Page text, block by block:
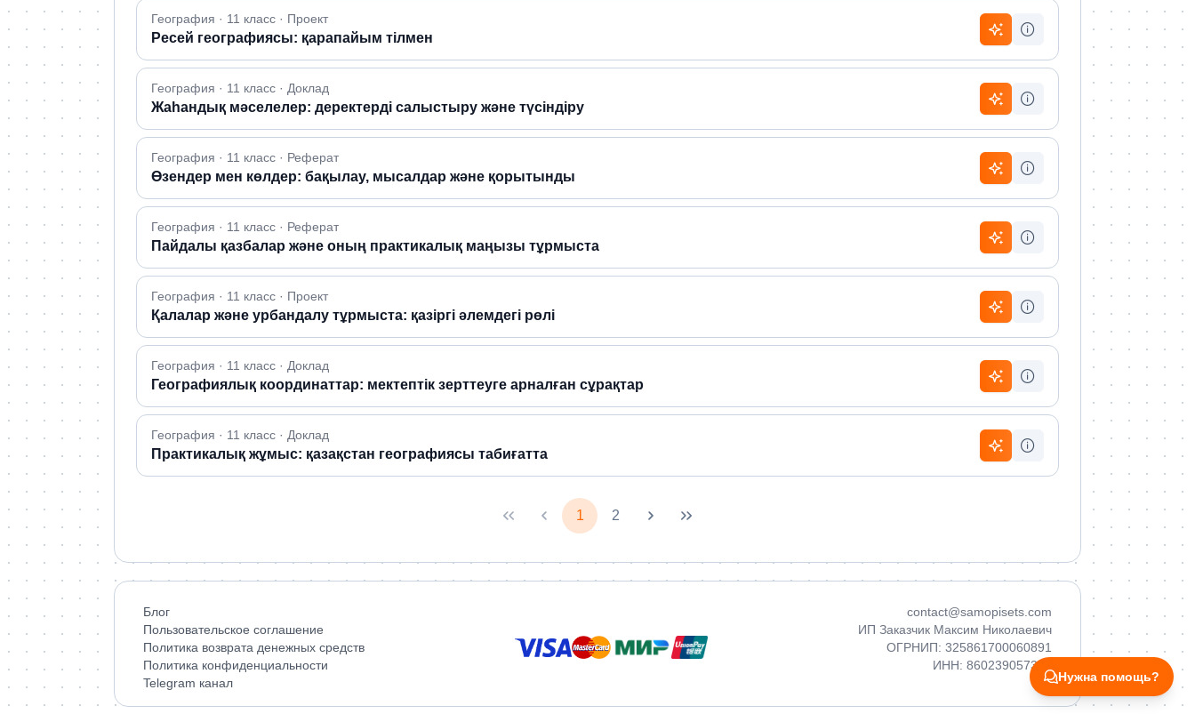
География · 11 класс · Проект
Ресей географиясы: қарапайым тілмен
География · 11 класс · Доклад
Жаһандық мәселелер: деректерді салыстыру және түсіндіру
География · 11 класс · Реферат
Өзендер мен көлдер: бақылау, мысалдар және қорытынды
География · 11 класс · Реферат
Пайдалы қазбалар және оның практикалық маңызы тұрмыста
География · 11 класс · Проект
Қалалар және урбандалу тұрмыста: қазіргі әлемдегі рөлі
География · 11 класс · Доклад
Географиялық координаттар: мектептік зерттеуге арналған сұрақтар
География · 11 класс · Доклад
Практикалық жұмыс: қазақстан географиясы табиғатта
1 2
Блог
Пользовательское соглашение
Политика возврата денежных средств
Политика конфиденциальности
Telegram канал
contact@samopisets.com
ИП Заказчик Максим Николаевич
ОГРНИП: 325861700060891
ИНН: 860239057380
Нужна помощь?